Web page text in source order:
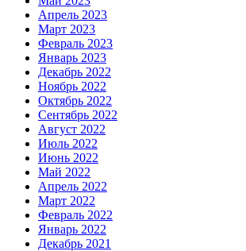
Апрель 2023
Март 2023
Февраль 2023
Январь 2023
Декабрь 2022
Ноябрь 2022
Октябрь 2022
Сентябрь 2022
Август 2022
Июль 2022
Июнь 2022
Май 2022
Апрель 2022
Март 2022
Февраль 2022
Январь 2022
Декабрь 2021